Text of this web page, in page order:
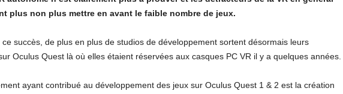
plus non plus mettre en avant le faible nombre de jeux.
ce succès, de plus en plus de studios de développement sortent désormais leurs
Oculus Quest là où elles étaient réservées aux casques PC VR il y a quelques années.
ayant contribué au développement des jeux sur Oculus Quest 1 & 2 est la création